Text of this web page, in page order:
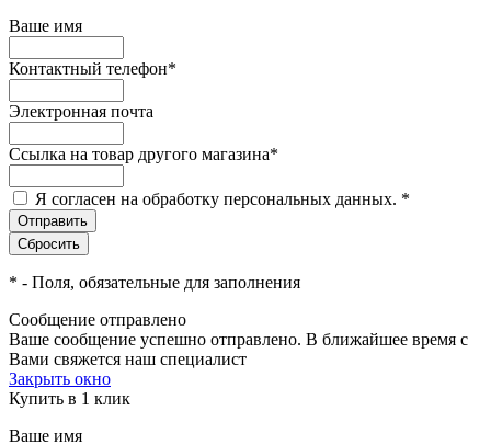
Ваше имя
Контактный телефон*
Электронная почта
Ссылка на товар другого магазина*
Я согласен на обработку персональных данных. *
* - Поля, обязательные для заполнения
Сообщение отправлено
Ваше сообщение успешно отправлено. В ближайшее время с
Вами свяжется наш специалист
Закрыть окно
Купить в 1 клик
Ваше имя